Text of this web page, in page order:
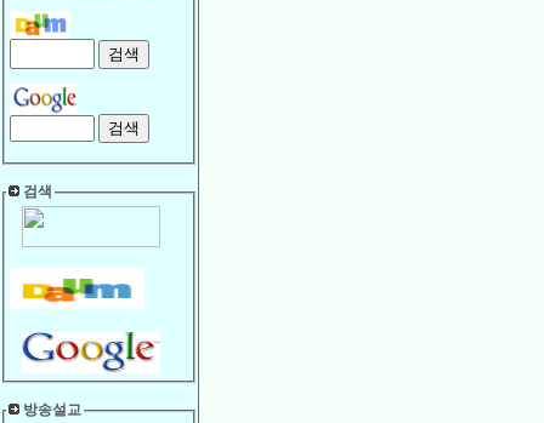
검색
방송설교